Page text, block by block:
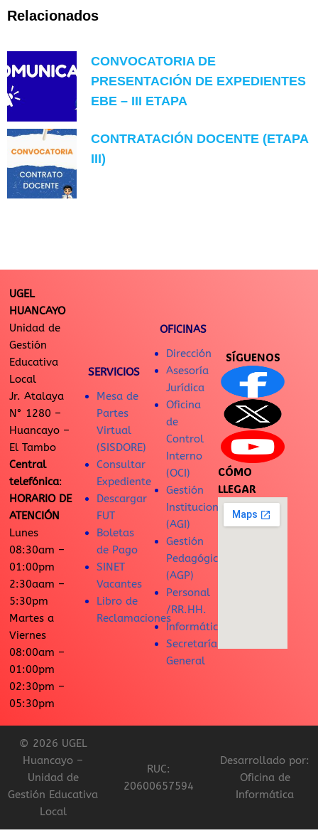
Relacionados
CONVOCATORIA DE
PRESENTACIÓN DE EXPEDIENTES
EBE – III ETAPA
CONTRATACIÓN DOCENTE (ETAPA
III)
UGEL
HUANCAYO
Unidad de
Gestión
Educativa
Local
Jr. Atalaya
N° 1280 –
Huancayo –
El Tambo
Central
telefónica:
HORARIO DE
ATENCIÓN
Lunes
08:30am –
01:00pm
2:30aam –
5:30pm
Martes a
Viernes
08:00am –
01:00pm
02:30pm –
05:30pm
SERVICIOS
Mesa de
Partes
Virtual
(SISDORE)
Consultar
Expediente
Descargar
FUT
Boletas
de Pago
SINET
Vacantes
Libro de
Reclamaciones
OFICINAS
Dirección
Asesoría
Jurídica
Oficina
de
Control
Interno
(OCI)
Gestión
Institucional
(AGI)
Gestión
Pedagógica
(AGP)
Personal
/RR.HH.
Informática
Secretaría
General
SÍGUENOS
CÓMO
LLEGAR
© 2026 UGEL
Huancayo –
Unidad de
Gestión Educativa
Local
RUC:
20600657594
Desarrollado por:
Oficina de
Informática